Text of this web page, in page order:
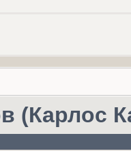
(Карлос